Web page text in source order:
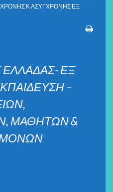
Κ ΑΣΥΓΧΡΟΝΗΣ ΕΞ
ΕΛΛΑΔΑΣ- ΕΞ
–
ΜΑΘΗΤΩΝ &